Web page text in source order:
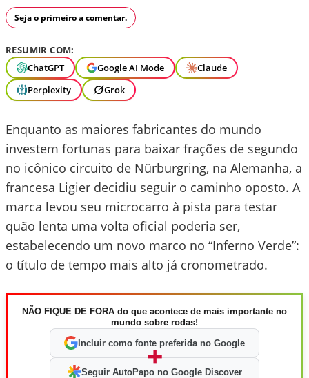
Seja o primeiro a comentar.
RESUMIR COM:
ChatGPT
Google AI Mode
Claude
Perplexity
Grok
Enquanto as maiores fabricantes do mundo
investem fortunas para baixar frações de segundo
no icônico circuito de Nürburgring, na Alemanha, a
francesa Ligier decidiu seguir o caminho oposto. A
marca levou seu microcarro à pista para testar
quão lenta uma volta oficial poderia ser,
estabelecendo um novo marco no “Inferno Verde”:
o título de tempo mais alto já cronometrado.
NÃO FIQUE DE FORA do que acontece de mais importante no
mundo sobre rodas!
Incluir como fonte preferida no Google
+
Seguir AutoPapo no Google Discover